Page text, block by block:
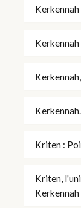
Kriten :
Kriten,
Kerkennah